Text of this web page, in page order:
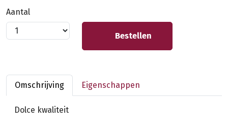
Aantal
Bestellen
Omschrijving Eigenschappen
Dolce kwaliteit